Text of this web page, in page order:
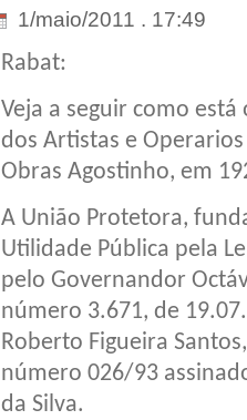
1/maio/2011 . 17:49
Rabat:
Veja a seguir como
dos Artistas e
Obras Agostinho, em
A União Protetora,
Utilidade Pública pela
pelo Governandor
número 3.671, de
Roberto Figueira
número 026/93
da Silva.